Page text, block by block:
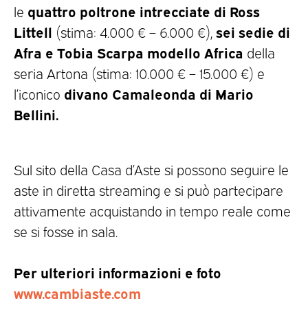
le quattro poltrone intrecciate di Ross
Littell (stima: 4.000 € – 6.000 €), sei sedie di
Afra e Tobia Scarpa modello Africa della
seria Artona (stima: 10.000 € – 15.000 €) e
l’iconico divano Camaleonda di Mario
Bellini.
Sul sito della Casa d’Aste si possono seguire le
aste in diretta streaming e si può partecipare
attivamente acquistando in tempo reale come
se si fosse in sala.
Per ulteriori informazioni e foto
www.cambiaste.com